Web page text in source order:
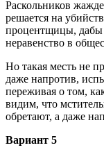
Раскольников
решается на
процентщицы, дабы
неравенство в
Но такая месть не
даже напротив,
переживая о том,
видим, что
обретают, а даже
Вариант 5